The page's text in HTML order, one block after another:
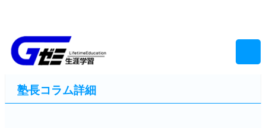
塾長コラム詳細